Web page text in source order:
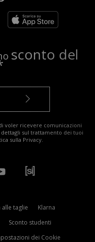
sconto del
voler ricevere comunicazioni
sul trattamento dei tuoi
sulla Privacy.
alle taglie
Klarna
Sconto studenti
dei Cookie